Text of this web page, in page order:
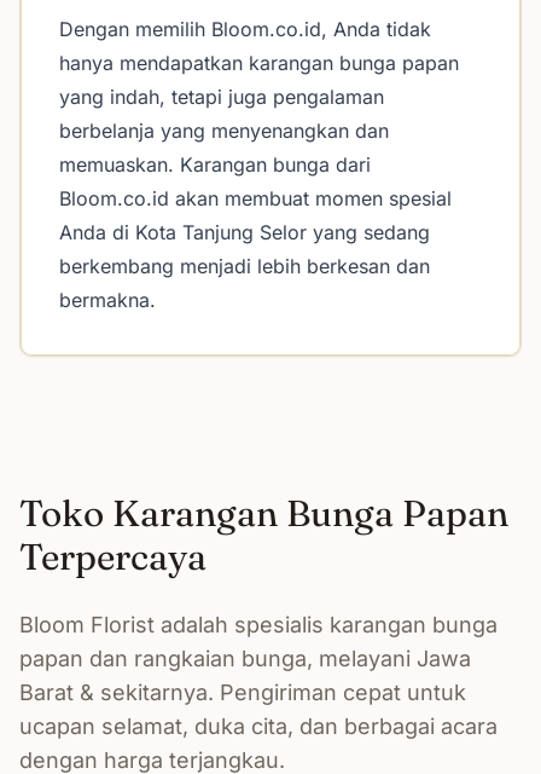
Dengan memilih Bloom.co.id, Anda tidak
hanya mendapatkan karangan bunga papan
yang indah, tetapi juga pengalaman
berbelanja yang menyenangkan dan
memuaskan. Karangan bunga dari
Bloom.co.id akan membuat momen spesial
Anda di Kota Tanjung Selor yang sedang
berkembang menjadi lebih berkesan dan
bermakna.
Toko Karangan Bunga Papan
Terpercaya
Bloom Florist adalah spesialis karangan bunga
papan dan rangkaian bunga, melayani Jawa
Barat & sekitarnya. Pengiriman cepat untuk
ucapan selamat, duka cita, dan berbagai acara
dengan harga terjangkau.